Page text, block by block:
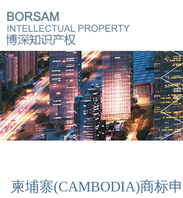
柬埔寨(CAMBODIA)商标